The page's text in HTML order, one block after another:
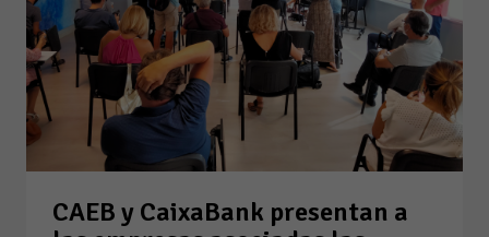
CAEB y CaixaBank presentan a